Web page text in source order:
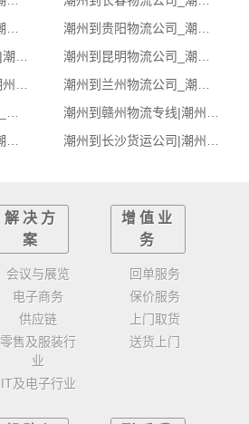
解决方
案
会议与展览
电子商务
供应链
零售及服装行
业
IT及电子行业
增值业
务
回单服务
保价服务
上门取货
送货上门